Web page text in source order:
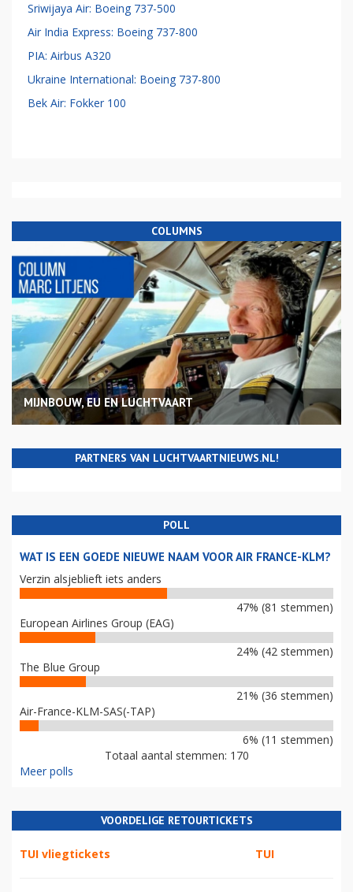
Sriwijaya Air: Boeing 737-500
Air India Express: Boeing 737-800
PIA: Airbus A320
Ukraine International: Boeing 737-800
Bek Air: Fokker 100
COLUMNS
MIJNBOUW, EU EN LUCHTVAART
PARTNERS VAN LUCHTVAARTNIEUWS.NL!
POLL
WAT IS EEN GOEDE NIEUWE NAAM VOOR AIR FRANCE-KLM?
Verzin alsjeblieft iets anders
47% (81 stemmen)
European Airlines Group (EAG)
24% (42 stemmen)
The Blue Group
21% (36 stemmen)
Air-France-KLM-SAS(-TAP)
6% (11 stemmen)
Totaal aantal stemmen: 170
Meer polls
VOORDELIGE RETOURTICKETS
TUI vliegtickets TUI